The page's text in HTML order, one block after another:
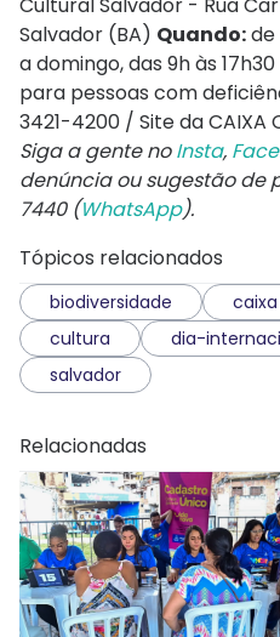
Salvador (BA) Quando:de
a domingo, das 9h às
para pessoas com
3421-4200 / Site da CAIXA
Siga a gente noInsta,
denúncia ou sugestão de
7440 (WhatsApp).
Tópicos relacionados
biodiversidade caixa
cultura
dia-
salvador
Relacionadas